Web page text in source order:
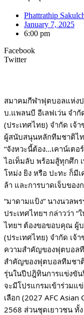
Phattrathip
January 7, 2025
6:00 pm
Facebook
Twitter
สมาคมกีฬาฟุตบอลแห่ง
บ.แพลนบี อีเลฟเว่น จำ
(ประเทศไทย) จำกัด เจ้
ผู้สนับสนุนหลักทีมชาติไท
“จังหวะนี้ต้อง…เคาน์เต
ไอเท็มลับ พร้อมสู้ทุกศึก เ
โหม่ง ยิง หรือ ปะทะ ก็มี
ล้า และการบาดเจ็บของ
“มาดามแป้ง” นางนวล
ประเทศไทยฯ กล่าวว่า
ไทยฯ ต้องขอขอบคุณ ผู้
(ประเทศไทย) จำกัด เจ้
ความสำคัญของฟุตบอลที
สำคัญของฟุตบอลทีมชา
รุ่นในปีปฎิทินการแข่งขั
จะมีโปรแกรมเข้าร่วมแ
เลือก (2027 AFC
2568 ส่วนชุดเยาวชน ทั้